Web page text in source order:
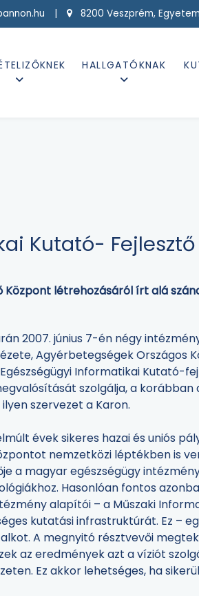
pannon.hu | 8200 Veszprém,
HALLGATÓKNAK
Kutató-
létrehozásáról írt alá
2007. június 7-én négy
Agyérbetegségek Országos
Informatikai Kutató-
szolgálja, a
szervezet a Karon.
évek sikeres hazai és uniós
nemzetközi léptékben is
a magyar egészségügy
Hasonlóan fontos
alapítói – a Műszaki
kutatási infrastruktúrát. Ez –
A megnyitó résztvevői
az eredmények azt a víziót
Ez akkor lehetséges, ha